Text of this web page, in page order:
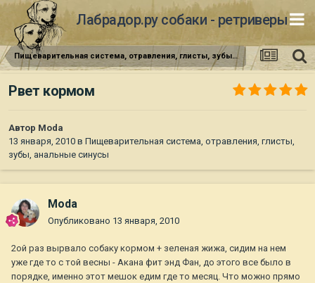
Лабрадор.ру собаки - ретриверы
Пищеварительная система, отравления, глисты, зубы, анальные синусы
Рвет кормом
Автор Moda
13 января, 2010 в Пищеварительная система, отравления, глисты,
зубы, анальные синусы
Moda
Опубликовано 13 января, 2010
2ой раз вырвало собаку кормом + зеленая жижа, сидим на нем
уже где то с той весны - Акана фит энд Фан, до этого все было в
порядке, именно этот мешок едим где то месяц. Что можно прямо